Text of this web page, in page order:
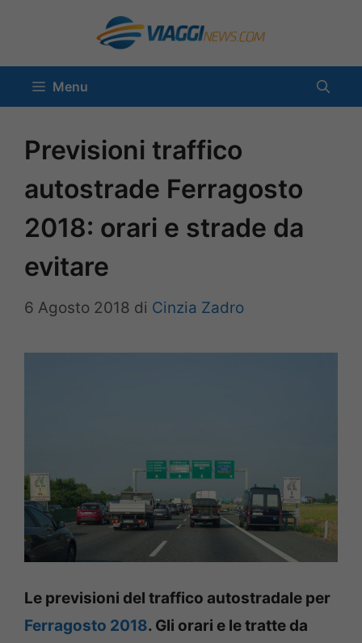
contenuto
Menu
Previsioni traffico
autostrade Ferragosto
2018: orari e strade da
evitare
6 Agosto 2018 di Cinzia Zadro
Le previsioni del traffico autostradale per
Ferragosto 2018. Gli orari e le tratte da